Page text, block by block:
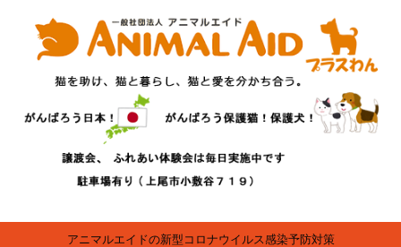
アニマルエイドの新型コロナウイルス感染予防対策